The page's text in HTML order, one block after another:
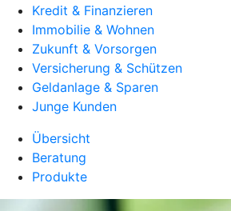
Kredit & Finanzieren
Immobilie & Wohnen
Zukunft & Vorsorgen
Versicherung & Schützen
Geldanlage & Sparen
Junge Kunden
Übersicht
Beratung
Produkte